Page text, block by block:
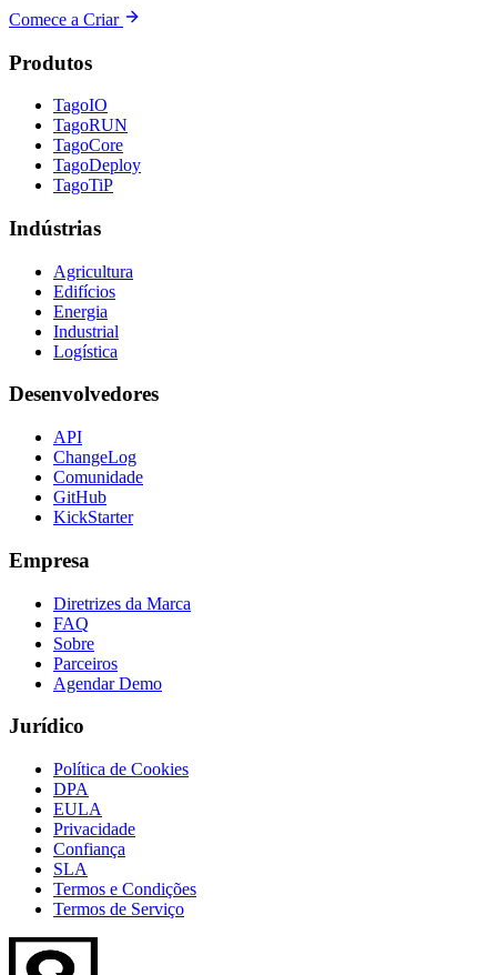
Comece a Criar
Produtos
TagoIO
TagoRUN
TagoCore
TagoDeploy
TagoTiP
Indústrias
Agricultura
Edifícios
Energia
Industrial
Logística
Desenvolvedores
API
ChangeLog
Comunidade
GitHub
KickStarter
Empresa
Diretrizes da Marca
FAQ
Sobre
Parceiros
Agendar Demo
Jurídico
Política de Cookies
DPA
EULA
Privacidade
Confiança
SLA
Termos e Condições
Termos de Serviço